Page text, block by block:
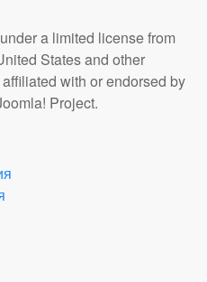
a limited license from
States and other
with or endorsed by
Project.